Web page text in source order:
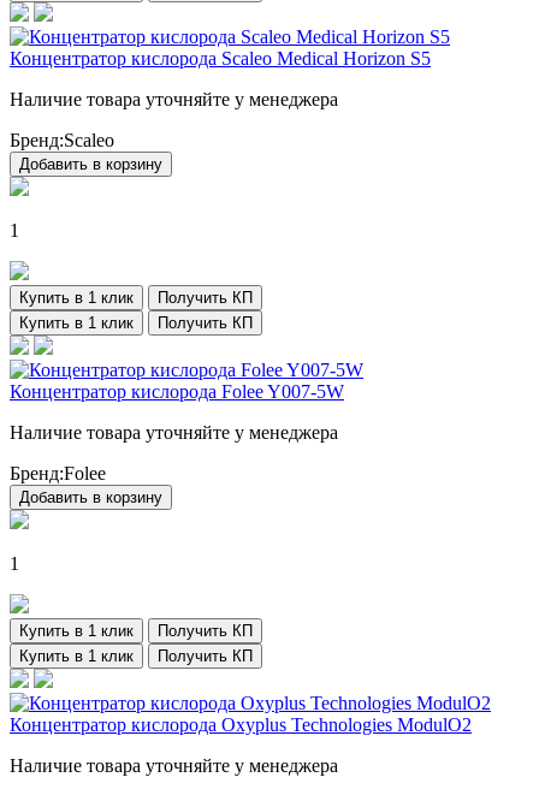
Концентратор кислорода Scaleo Medical Horizon S5
Наличие товара уточняйте у менеджера
Бренд:Scaleo
Добавить в корзину
1
Купить в 1 клик
Получить КП
Купить в 1 клик
Получить КП
Концентратор кислорода Folee Y007-5W
Наличие товара уточняйте у менеджера
Бренд:Folee
Добавить в корзину
1
Купить в 1 клик
Получить КП
Купить в 1 клик
Получить КП
Концентратор кислорода Oxyplus Technologies ModulO2
Наличие товара уточняйте у менеджера